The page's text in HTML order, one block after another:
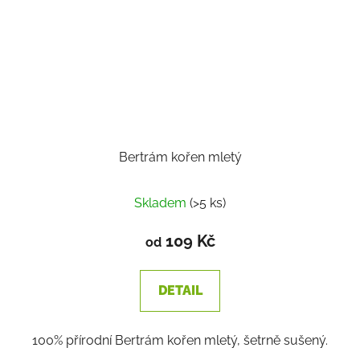
Bertrám kořen mletý
Skladem (>5 ks)
od109 Kč
DETAIL
100% přírodní Bertrám kořen mletý, šetrně sušený.